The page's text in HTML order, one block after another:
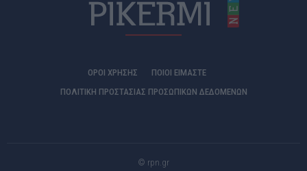
ΟΡΟΙ ΧΡΗΣΗΣ
ΠΟΙΟΊ ΕΊΜΑΣΤΕ
ΠΟΛΙΤΙΚΗ ΠΡΟΣΤΑΣΙΑΣ ΠΡΟΣΩΠΙΚΩΝ ΔΕΔΟΜΕΝΩΝ
© rpn.gr